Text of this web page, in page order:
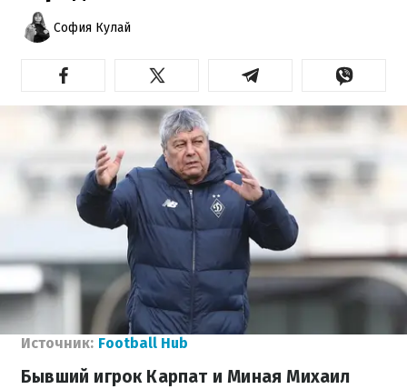
София Кулай
Источник: Football Hub
Бывший игрок Карпат и Миная Михаил